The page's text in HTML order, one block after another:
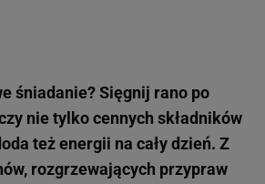
śniadanie? Sięgnij rano po
nie tylko cennych składników
też energii na cały dzień. Z
rozgrzewających przypraw